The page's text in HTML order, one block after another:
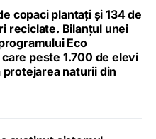
copaci plantați și 134 de
reciclate. Bilanțul unei
Eco
peste 1.700 de elevi
naturii din